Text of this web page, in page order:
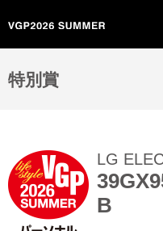
ホーム
特別賞
カテゴリー別受賞結果
特別賞
LG
B